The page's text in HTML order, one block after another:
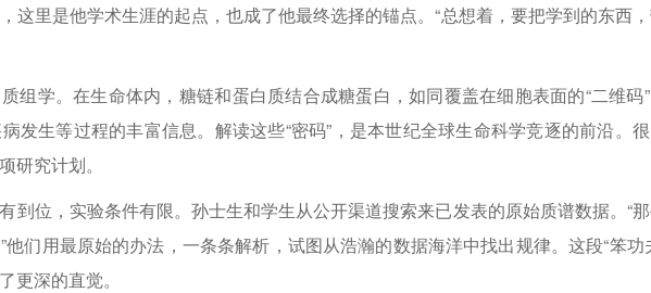
这里是他学术生涯的起点，也成了他最终选择的锚点。“总想着，要把学到的东西
组学。在生命体内，糖链和蛋白质结合成糖蛋白，如同覆盖在细胞表面的“二维码”
发生等过程的丰富信息。解读这些“密码”，是本世纪全球生命科学竞逐的前沿。
研究计划。
到位，实验条件有限。孙士生和学生从公开渠道搜索来已发表的原始质谱数据。“
们用最原始的办法，一条条解析，试图从浩瀚的数据海洋中找出规律。这段“笨功
更深的直觉。